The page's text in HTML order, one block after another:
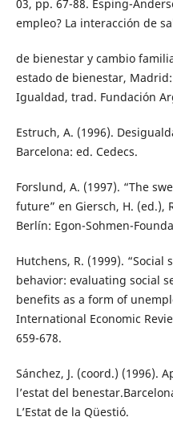
03, pp. 67-88. Esping-
empleo? La interacción de
de bienestar y cambio
estado de bienestar,
Igualdad, trad. Fundación
Estruch, A. (1996).
Barcelona: ed. Cedecs.
Forslund, A. (1997). “The
future” en Giersch, H. (ed.),
Berlín: Egon-Sohmen-
Hutchens, R. (1999).
behavior: evaluating social
benefits as a form of
International Economic
659-678.
Sánchez, J. (coord.) (1996).
l’estat del
L’Estat de la Qüestió.